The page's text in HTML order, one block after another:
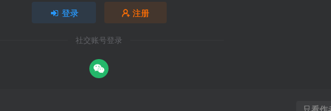
登录 注册
社交账号登录
只看作